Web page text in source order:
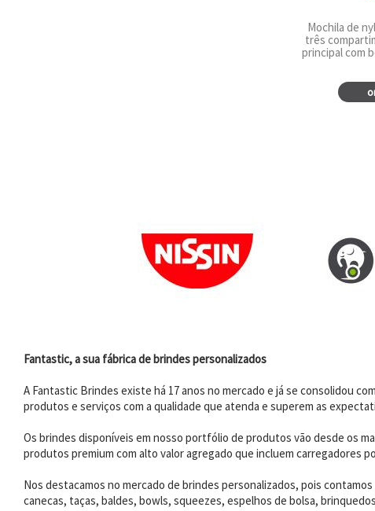
Mochila de
três
principal com
Fantastic, a sua fábrica de brindes personalizados
A Fantastic Brindes existe há 17 anos no mercado e já se consolidou
produtos e serviços com a qualidade que atenda e superem as
Os brindes disponíveis em nosso portfólio de produtos vão desde os
produtos premium com alto valor agregado que incluem carregadores
Nos destacamos no mercado de brindes personalizados, pois
canecas, taças, baldes, bowls, squeezes, espelhos de bolsa,